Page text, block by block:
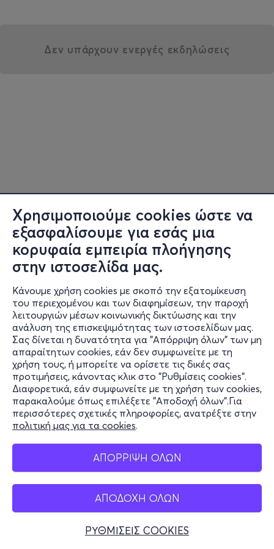
Χρησιμοποιούμε cookies ώστε να
εξασφαλίσουμε για εσάς μια
κορυφαία εμπειρία πλοήγησης
στην ιστοσελίδα μας.
Κάνουμε χρήση cookies με σκοπό την εξατομίκευση
του περιεχομένου και των διαφημίσεων, την παροχή
λειτουργιών μέσων κοινωνικής δικτύωσης και την
ανάλυση της επισκεψιμότητας των ιστοσελίδων μας.
Σας δίνεται η δυνατότητα για "Απόρριψη όλων" των μη
απαραίτητων cookies, εάν δεν συμφωνείτε με τη
χρήση τους, ή μπορείτε να ορίσετε τις δικές σας
προτιμήσεις, κάνοντας κλικ στο "Ρυθμίσεις cookies".
Διαφορετικά, εάν συμφωνείτε με τη χρήση των cookies,
παρακαλούμε όπως επιλέξετε "Αποδοχή όλων".Για
περισσότερες σχετικές πληροφορίες, ανατρέξτε στην
πολιτική μας για τα cookies.
ΑΠΟΡΡΙΨΗ ΟΛΩΝ
ΑΠΟΔΟΧΗ ΟΛΩΝ
ΡΥΘΜΙΣΕΙΣ COOKIES
Δεν υπάρχουν ενεργές εκδηλώσεις